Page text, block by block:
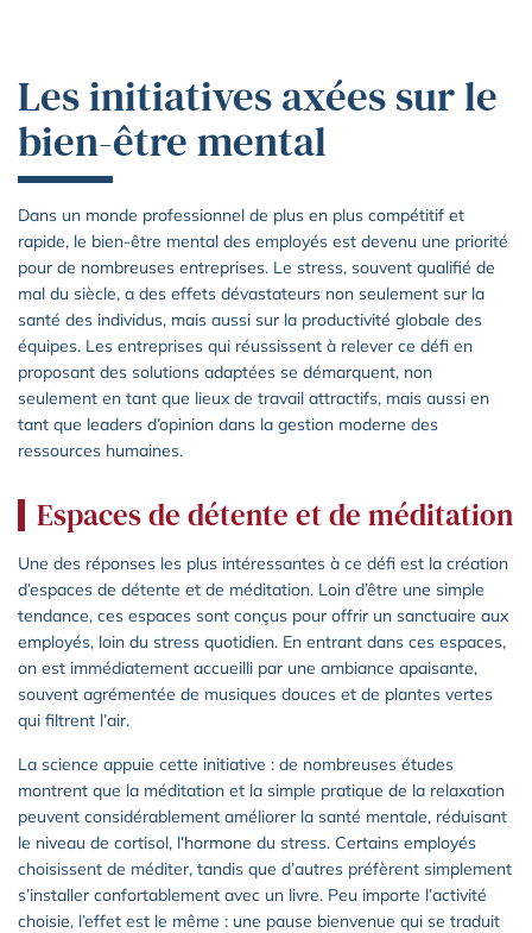
Les initiatives axées sur le
bien-être mental
Dans un monde professionnel de plus en plus compétitif et
rapide, le bien-être mental des employés est devenu une priorité
pour de nombreuses entreprises. Le stress, souvent qualifié de
mal du siècle, a des effets dévastateurs non seulement sur la
santé des individus, mais aussi sur la productivité globale des
équipes. Les entreprises qui réussissent à relever ce défi en
proposant des solutions adaptées se démarquent, non
seulement en tant que lieux de travail attractifs, mais aussi en
tant que leaders d’opinion dans la gestion moderne des
ressources humaines.
Espaces de détente et de méditation
Une des réponses les plus intéressantes à ce défi est la création
d’espaces de détente et de méditation. Loin d’être une simple
tendance, ces espaces sont conçus pour offrir un sanctuaire aux
employés, loin du stress quotidien. En entrant dans ces espaces,
on est immédiatement accueilli par une ambiance apaisante,
souvent agrémentée de musiques douces et de plantes vertes
qui filtrent l’air.
La science appuie cette initiative : de nombreuses études
montrent que la méditation et la simple pratique de la relaxation
peuvent considérablement améliorer la santé mentale, réduisant
le niveau de cortisol, l’hormone du stress. Certains employés
choisissent de méditer, tandis que d’autres préfèrent simplement
s’installer confortablement avec un livre. Peu importe l’activité
choisie, l’effet est le même : une pause bienvenue qui se traduit